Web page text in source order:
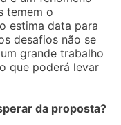
temem o
estima data para
desafios não se
grande trabalho
que poderá levar
da proposta?